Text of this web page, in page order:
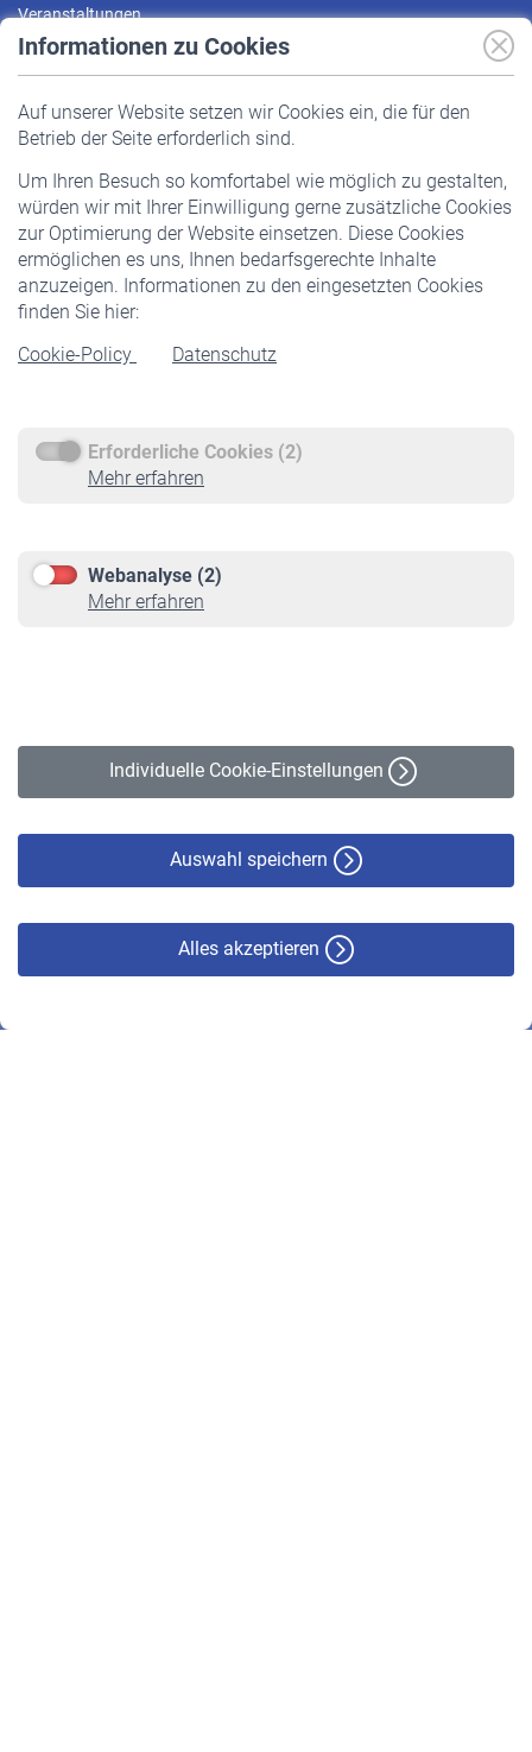
Informationen zu Cookies
Auf unserer Website setzen wir Cookies ein, die für den
Betrieb der Seite erforderlich sind.
Um Ihren Besuch so komfortabel wie möglich zu gestalten,
würden wir mit Ihrer Einwilligung gerne zusätzliche Cookies
zur Optimierung der Website einsetzen. Diese Cookies
ermöglichen es uns, Ihnen bedarfsgerechte Inhalte
anzuzeigen. Informationen zu den eingesetzten Cookies
finden Sie hier:
Cookie-Policy
Datenschutz
Erforderliche Cookies (2)
Mehr erfahren
Webanalyse (2)
Mehr erfahren
Individuelle Cookie-Einstellungen
Auswahl speichern
Alles akzeptieren
Veranstaltungen
Pflichtversicherung
Staatliche Förderung
Veranstaltungen
Rentner
Rentenbeginn
Rente beantragen
Service
Informationen
Online-Rechner
VBLnewsletter
Erklärung zur Barrierefreiheit
© VBL 2026